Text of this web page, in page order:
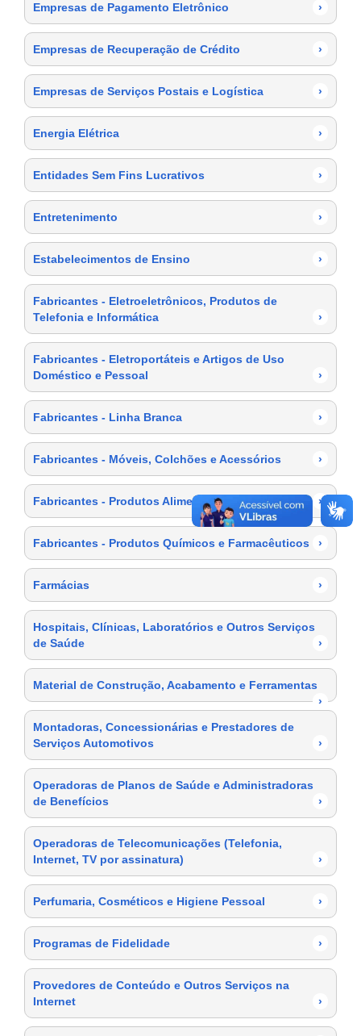
Empresas de Pagamento Eletrônico
›
Empresas de Recuperação de Crédito ›
Empresas de Serviços Postais e Logística ›
Energia Elétrica ›
Entidades Sem Fins Lucrativos ›
Entretenimento ›
Estabelecimentos de Ensino ›
Fabricantes - Eletroeletrônicos, Produtos de
Telefonia e Informática
›
Fabricantes - Eletroportáteis e Artigos de Uso
Doméstico e Pessoal
›
Fabricantes - Linha Branca ›
Fabricantes - Móveis, Colchões e Acessórios ›
Fabricantes - Produtos Alimentícios ›
Fabricantes - Produtos Químicos e Farmacêuticos ›
Farmácias ›
Hospitais, Clínicas, Laboratórios e Outros Serviços
de Saúde
›
Material de Construção, Acabamento e Ferramentas
›
Montadoras, Concessionárias e Prestadores de
Serviços Automotivos
›
Operadoras de Planos de Saúde e Administradoras
de Benefícios
›
Operadoras de Telecomunicações (Telefonia,
Internet, TV por assinatura)
›
Perfumaria, Cosméticos e Higiene Pessoal ›
Programas de Fidelidade ›
Provedores de Conteúdo e Outros Serviços na
Internet
›